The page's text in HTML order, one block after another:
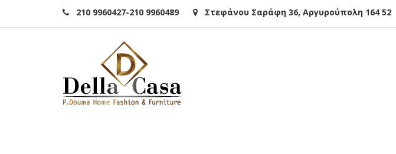
210 9960427-210 9960489 Στεφάνου Σαράφη 36, Αργυρούπολη 164 52